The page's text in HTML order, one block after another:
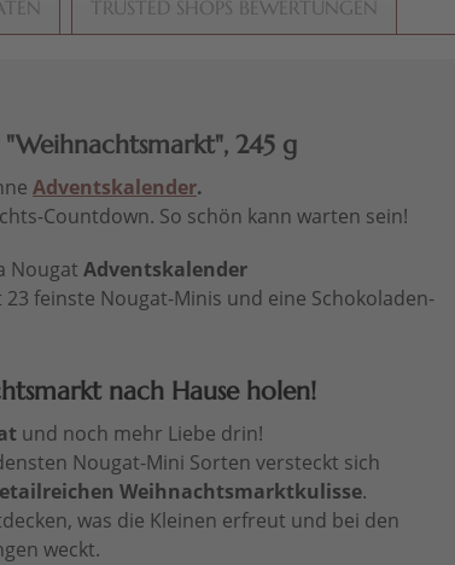
TRUSTED SHOPS BEWERTUNGEN
245 g
Adventskalender.
Countdown. So schön kann warten sein!
Nougat Adventskalender
feinste Nougat-Minis und eine Schokoladen-
nach Hause holen!
und noch mehr Liebe drin!
Nougat-Mini Sorten versteckt sich
Weihnachtsmarktkulisse.
was die Kleinen erfreut und bei den
weckt.